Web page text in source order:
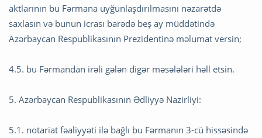
aktlarının bu Fərmana uyğunlaşdırılmasını nəzarətdə
saxlasın və bunun icrası barədə beş ay müddətində
Azərbaycan Respublikasının Prezidentinə məlumat versin;
4.5. bu Fərmandan irəli gələn digər məsələləri həll etsin.
5. Azərbaycan Respublikasının Ədliyyə Nazirliyi:
5.1. notariat fəaliyyəti ilə bağlı bu Fərmanın 3-cü hissəsində